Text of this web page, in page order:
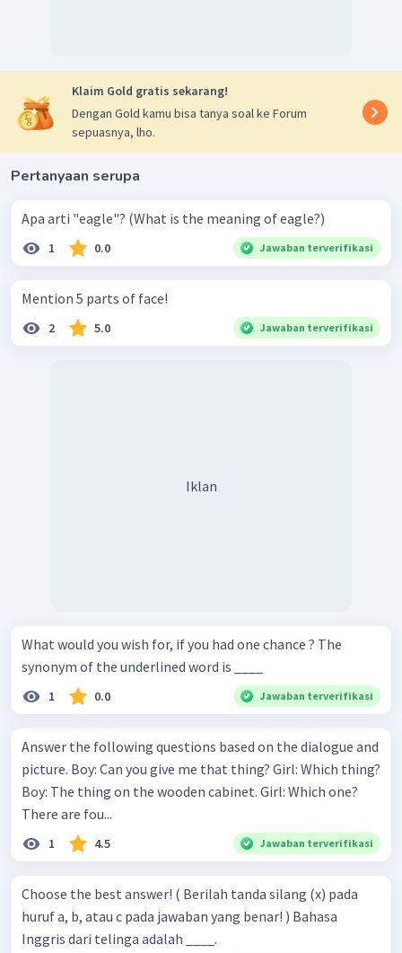
Klaim Gold gratis sekarang!
Dengan Gold kamu bisa tanya soal ke Forum
sepuasnya, lho.
Pertanyaan serupa
Apa arti "eagle"? (What is the meaning of eagle?)
1 0.0 Jawaban terverifikasi
Mention 5 parts of face!
2 5.0 Jawaban terverifikasi
Iklan
What would you wish for, if you had one chance ? The
synonym of the underlined word is ____
1 0.0 Jawaban terverifikasi
Answer the following questions based on the dialogue and
picture. Boy: Can you give me that thing? Girl: Which thing?
Boy: The thing on the wooden cabinet. Girl: Which one?
There are fou...
1 4.5 Jawaban terverifikasi
Choose the best answer! ( Berilah tanda silang (x) pada
huruf a, b, atau c pada jawaban yang benar! ) Bahasa
Inggris dari telinga adalah ____.